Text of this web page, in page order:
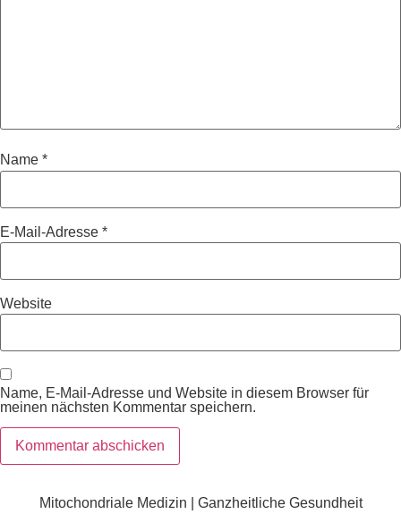
Name *
E-Mail-Adresse *
Website
Name, E-Mail-Adresse und Website in diesem Browser für
meinen nächsten Kommentar speichern.
Mitochondriale Medizin | Ganzheitliche Gesundheit